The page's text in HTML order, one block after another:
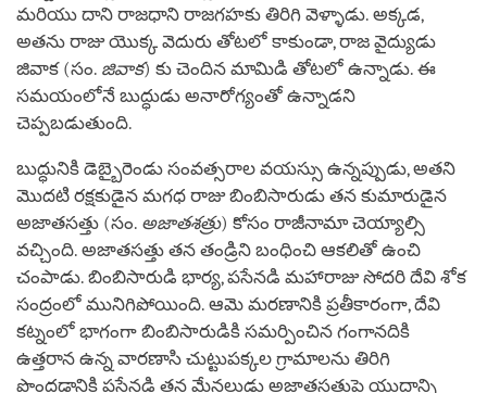
మరియు దాని రాజధాని రాజగహకు తిరిగి వెళ్ళాడు. అక్కడ,
అతను రాజు యొక్క వెదురు తోటలో కాకుండా, రాజ వైద్యుడు
జివాక (సం. జివాక) కు చెందిన మామిడి తోటలో ఉన్నాడు. ఈ
సమయంలోనే బుద్ధుడు అనారోగ్యంతో ఉన్నాడని
చెప్పబడుతుంది.
బుద్ధునికి డెబ్బైరెండు సంవత్సరాల వయస్సు ఉన్నప్పుడు, అతని
మొదటి రక్షకుడైన మగధ రాజు బింబిసారుడు తన కుమారుడైన
అజాతసత్తు (సం. అజాతశత్రు) కోసం రాజీనామా చెయ్యాల్సి
వచ్చింది. అజాతసత్తు తన తండ్రిని బంధించి ఆకలితో ఉంచి
చంపాడు. బింబిసారుడి భార్య, పసేనడి మహారాజు సోదరి దేవి శోక
సంద్రంలో మునిగిపోయింది. ఆమె మరణానికి ప్రతీకారంగా, దేవి
కట్నంలో భాగంగా బింబిసారుడికి సమర్పించిన గంగానదికి
ఉత్తరాన ఉన్న వారణాసి చుట్టుపక్కల గ్రామాలను తిరిగి
పొందడానికి పసేనడి తన మేనల్లుడు అజాతసత్తుపై యుద్ధాన్ని